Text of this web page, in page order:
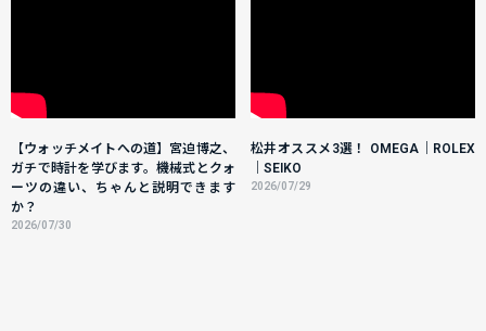
【ウォッチメイトへの道】宮迫博之、
ガチで時計を学びます。機械式とクォ
ーツの違い、ちゃんと説明できます
か？
2026/07/30
松井オススメ3選！ OMEGA｜ROLEX
｜SEIKO
2026/07/29